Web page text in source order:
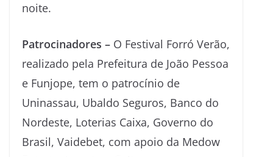
noite.
Patrocinadores – O Festival Forró Verão,
realizado pela Prefeitura de João Pessoa
e Funjope, tem o patrocínio de
Uninassau, Ubaldo Seguros, Banco do
Nordeste, Loterias Caixa, Governo do
Brasil, Vaidebet, com apoio da Medow